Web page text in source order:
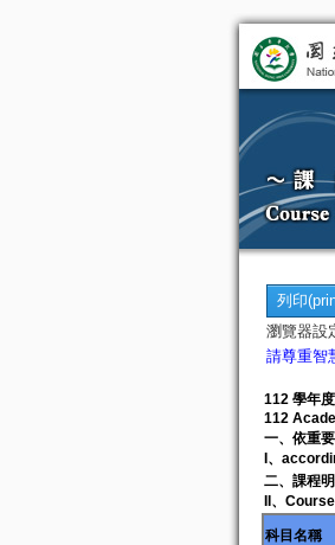
瀏覽器設
請尊重智
112 學年
112
一、依重
I、
二、課程明
II、
科目名稱